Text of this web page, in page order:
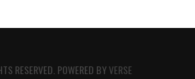
RESERVED. POWERED BYVERSE